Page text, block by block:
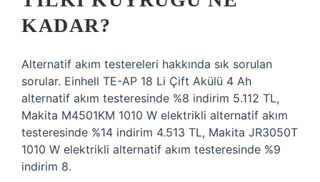
KADAR?
Alternatif akım testereleri hakkında sık sorulan
sorular. Einhell TE-AP 18 Li Çift Akülü 4 Ah
alternatif akım testeresinde %8 indirim 5.112 TL,
Makita M4501KM 1010 W elektrikli alternatif akım
testeresinde %14 indirim 4.513 TL, Makita JR3050T
1010 W elektrikli alternatif akım testeresinde %9
indirim 8.